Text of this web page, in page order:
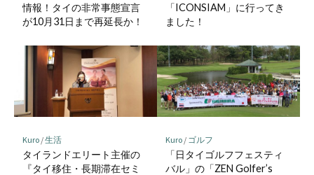
情報！タイの非常事態宣言
が10月31日まで再延長か！
「ICONSIAM」に行ってき
ました！
Kuro/生活
タイランドエリート主催の
『タイ移住・長期滞在セミ
Kuro/ ゴルフ
「日タイゴルフフェスティ
バル」の「ZEN Golfer’s